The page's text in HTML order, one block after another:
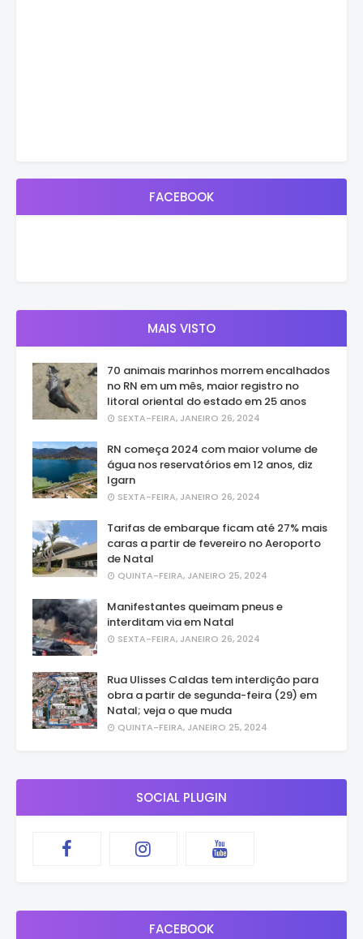
FACEBOOK
MAIS VISTO
70 animais marinhos morrem encalhados
no RN em um mês, maior registro no
litoral oriental do estado em 25 anos
SEXTA-FEIRA, JANEIRO 26, 2024
RN começa 2024 com maior volume de
água nos reservatórios em 12 anos, diz
Igarn
SEXTA-FEIRA, JANEIRO 26, 2024
Tarifas de embarque ficam até 27% mais
caras a partir de fevereiro no Aeroporto
de Natal
QUINTA-FEIRA, JANEIRO 25, 2024
Manifestantes queimam pneus e
interditam via em Natal
SEXTA-FEIRA, JANEIRO 26, 2024
Rua Ulisses Caldas tem interdição para
obra a partir de segunda-feira (29) em
Natal; veja o que muda
QUINTA-FEIRA, JANEIRO 25, 2024
SOCIAL PLUGIN
FACEBOOK